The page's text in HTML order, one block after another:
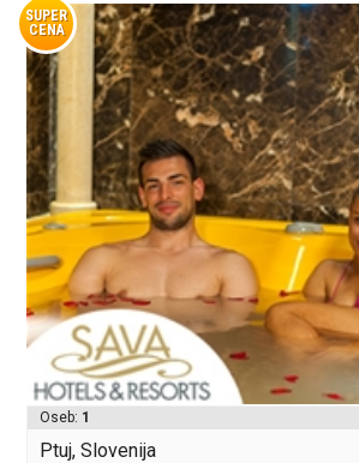
SUPER
CENA
Oseb: 1
Ptuj, Slovenija